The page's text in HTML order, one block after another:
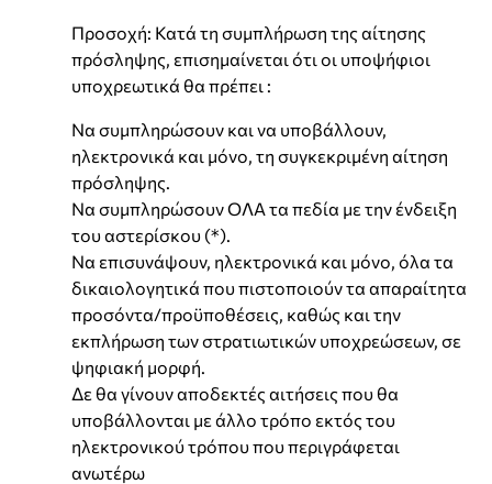
Προσοχή: Κατά τη συμπλήρωση της αίτησης
πρόσληψης, επισημαίνεται ότι οι υποψήφιοι
υποχρεωτικά θα πρέπει :
Να συμπληρώσουν και να υποβάλλουν,
ηλεκτρονικά και μόνο, τη συγκεκριμένη αίτηση
πρόσληψης.
Να συμπληρώσουν ΟΛΑ τα πεδία με την ένδειξη
του αστερίσκου (*).
Να επισυνάψουν, ηλεκτρονικά και μόνο, όλα τα
δικαιολογητικά που πιστοποιούν τα απαραίτητα
προσόντα/προϋποθέσεις, καθώς και την
εκπλήρωση των στρατιωτικών υποχρεώσεων, σε
ψηφιακή μορφή.
Δε θα γίνουν αποδεκτές αιτήσεις που θα
υποβάλλονται με άλλο τρόπο εκτός του
ηλεκτρονικού τρόπου που περιγράφεται
ανωτέρω